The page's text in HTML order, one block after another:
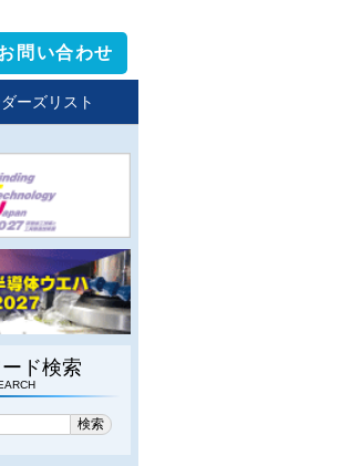
問い合わせ
ーズリスト
ド検索